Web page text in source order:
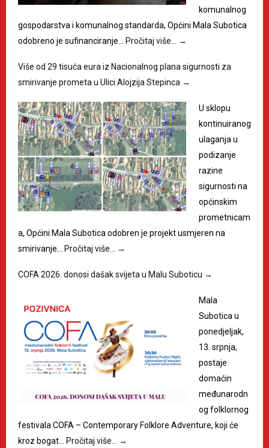
komunalnog
gospodarstva i komunalnog standarda, Općini Mala Subotica
odobreno je sufinanciranje…
Pročitaj više… →
Više od 29 tisuća eura iz Nacionalnog plana sigurnosti za
smirivanje prometa u Ulici Alojzija Stepinca →
U sklopu
kontinuiranog
ulaganja u
podizanje
razine
sigurnosti na
općinskim
prometnicam
a, Općini Mala Subotica odobren je projekt usmjeren na
smirivanje…
Pročitaj više… →
COFA 2026. donosi dašak svijeta u Malu Suboticu →
Mala
Subotica u
ponedjeljak,
13. srpnja,
postaje
domaćin
međunarodn
og folklornog
festivala COFA – Contemporary Folklore Adventure, koji će
kroz bogat…
Pročitaj više… →